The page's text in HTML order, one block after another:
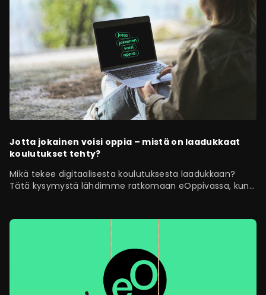
Jotta jokainen voisi oppia – mistä on laadukkaat
koulutukset tehty?
Mikä tekee digitaalisesta koulutuksesta laadukkaan?
Tätä kysymystä lähdimme ratkomaan eOppivassa, kun